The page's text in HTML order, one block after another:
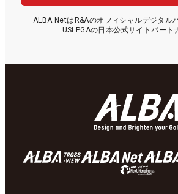
ALBA NetはR&Aのオフィシャルデジタル
USLPGAの日本公式サイトパート